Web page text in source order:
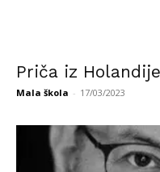
Priča iz
Mala škola - 17/03/2023